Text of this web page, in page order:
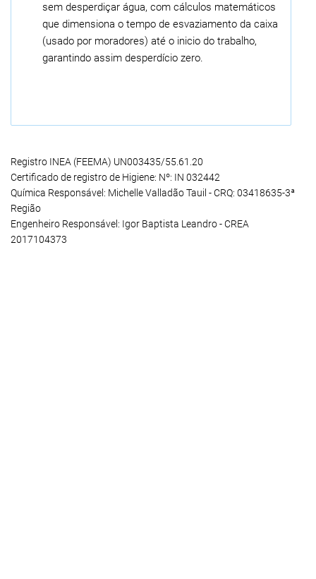
sem desperdiçar água, com cálculos matemáticos
que dimensiona o tempo de esvaziamento da caixa
(usado por moradores) até o inicio do trabalho,
garantindo assim desperdício zero.
Registro INEA (FEEMA) UN003435/55.61.20
Certificado de registro de Higiene: Nº: IN 032442
Química Responsável: Michelle Valladão Tauil - CRQ: 03418635-3ª
Região
Engenheiro Responsável: Igor Baptista Leandro - CREA
2017104373